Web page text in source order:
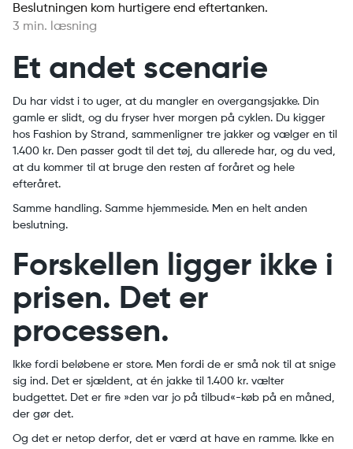
Beslutningen kom hurtigere end eftertanken.
3 min. læsning
Et andet scenarie
Du har vidst i to uger, at du mangler en overgangsjakke. Din
gamle er slidt, og du fryser hver morgen på cyklen. Du kigger
hos Fashion by Strand, sammenligner tre jakker og vælger en til
1.400 kr. Den passer godt til det tøj, du allerede har, og du ved,
at du kommer til at bruge den resten af foråret og hele
efteråret.
Samme handling. Samme hjemmeside. Men en helt anden
beslutning.
Forskellen ligger ikke i
prisen. Det er
processen.
Ikke fordi beløbene er store. Men fordi de er små nok til at snige
sig ind. Det er sjældent, at én jakke til 1.400 kr. vælter
budgettet. Det er fire »den var jo på tilbud«-køb på en måned,
der gør det.
Og det er netop derfor, det er værd at have en ramme. Ikke en